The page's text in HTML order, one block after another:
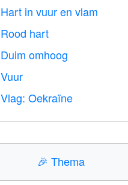
Hart in vuur en vlam
Rood hart
Duim omhoog
Vuur
Vlag: Oekraïne
🎉Thema